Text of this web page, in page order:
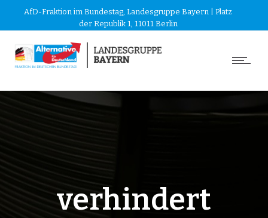
AfD-Fraktion im Bundestag, Landesgruppe Bayern | Platz
der Republik 1, 11011 Berlin
verhindert